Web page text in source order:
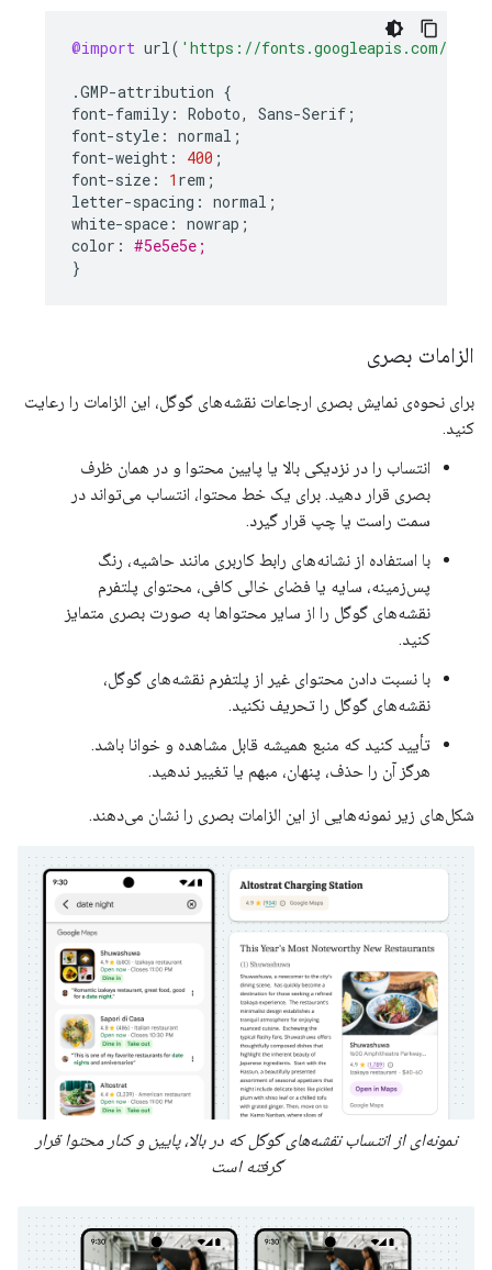
@import url ( 'https://fonts.googleapis.com/
.GMP-attribution {
font-family : Roboto, Sans-Serif ;
font-style : normal ;
font-weight : 400 ;
font-size : 1 rem ;
letter-spacing : normal ;
white-space : nowrap ;
color : #5e5e5e;
}
الزامات بصری
برای نحوه‌ی نمایش بصری ارجاعات نقشه‌های گوگل، این الزامات را رعایت
کنید.
انتساب را در نزدیکی بالا یا پایین محتوا و در همان ظرف
بصری قرار دهید. برای یک خط محتوا، انتساب می‌تواند در
سمت راست یا چپ قرار گیرد.
با استفاده از نشانه‌های رابط کاربری مانند حاشیه، رنگ
پس‌زمینه، سایه یا فضای خالی کافی، محتوای پلتفرم
نقشه‌های گوگل را از سایر محتواها به صورت بصری متمایز
کنید.
با نسبت دادن محتوای غیر از پلتفرم نقشه‌های گوگل،
نقشه‌های گوگل را تحریف نکنید.
تأیید کنید که منبع همیشه قابل مشاهده و خوانا باشد.
هرگز آن را حذف، پنهان، مبهم یا تغییر ندهید.
شکل‌های زیر نمونه‌هایی از این الزامات بصری را نشان می‌دهند.
نمونه‌ای از انتساب نقشه‌های گوگل که در بالا، پایین و کنار محتوا قرار
گرفته است